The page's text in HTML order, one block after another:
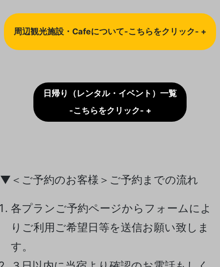
周辺観光施設・Cafeについて-こちらをクリック- +
日帰り（レンタル・イベント）一覧
-こちらをクリック- +
▼＜ご予約のお客様＞ご予約までの流れ
各プランご予約ページからフォームによ
りご利用ご希望日等を送信お願い致しま
す。